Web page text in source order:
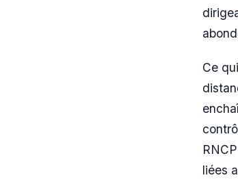
Ce
liées